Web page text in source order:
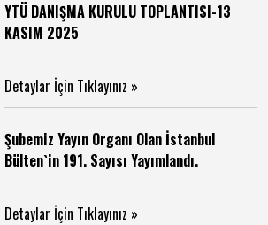
YTÜ DANIŞMA KURULU TOPLANTISI-13
KASIM 2025
Detaylar İçin Tıklayınız »
Şubemiz Yayın Organı Olan İstanbul
Bülten`in 191. Sayısı Yayımlandı.
Detaylar İçin Tıklayınız »